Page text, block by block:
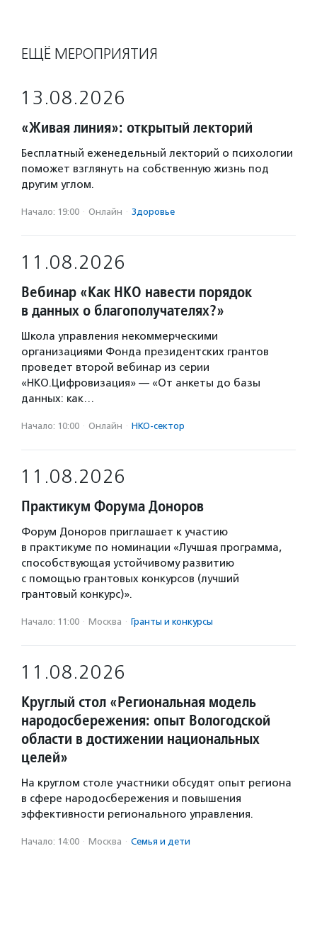
ЕЩЁ МЕРОПРИЯТИЯ
13.08.2026
«Живая линия»: открытый лекторий
Бесплатный еженедельный лекторий о психологии
поможет взглянуть на собственную жизнь под
другим углом.
Начало: 19:00 · Онлайн · Здоровье
11.08.2026
Вебинар «Как НКО навести порядок
в данных о благополучателях?»
Школа управления некоммерческими
организациями Фонда президентских грантов
проведет второй вебинар из серии
«НКО.Цифровизация» — «От анкеты до базы
данных: как…
Начало: 10:00 · Онлайн · НКО-сектор
11.08.2026
Практикум Форума Доноров
Форум Доноров приглашает к участию
в практикуме по номинации «Лучшая программа,
способствующая устойчивому развитию
с помощью грантовых конкурсов (лучший
грантовый конкурс)».
Начало: 11:00 · Москва · Гранты и конкурсы
11.08.2026
Круглый стол «Региональная модель
народосбережения: опыт Вологодской
области в достижении национальных
целей»
На круглом столе участники обсудят опыт региона
в сфере народосбережения и повышения
эффективности регионального управления.
Начало: 14:00 · Москва · Семья и дети